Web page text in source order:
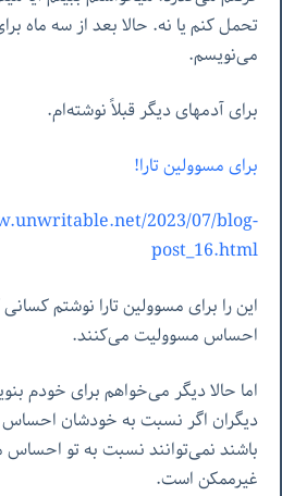
تحمل کنم یا نه. حالا بعد از سه ماه
می‌نویسم.
برای آدمهای دیگر قبلاً نوشته‌ام.
برای مسوولین تارا!
2023/07/blog-
post_16.html
این را برای مسوولین تارا نوشتم
احساس مسوولیت می‌کنند.
اما حالا دیگر می‌خواهم برای خودم
دیگران اگر نسبت به خودشان
باشند نمی‌توانند نسبت به تو
غیرممکن است.